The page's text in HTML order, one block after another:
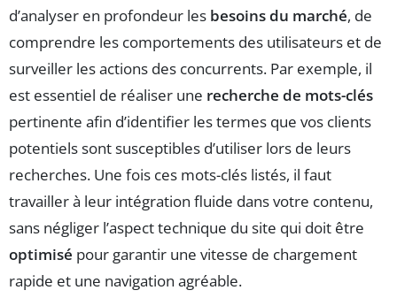
d’analyser en profondeur les besoins du marché, de
comprendre les comportements des utilisateurs et de
surveiller les actions des concurrents. Par exemple, il
est essentiel de réaliser une recherche de mots-clés
pertinente afin d’identifier les termes que vos clients
potentiels sont susceptibles d’utiliser lors de leurs
recherches. Une fois ces mots-clés listés, il faut
travailler à leur intégration fluide dans votre contenu,
sans négliger l’aspect technique du site qui doit être
optimisé pour garantir une vitesse de chargement
rapide et une navigation agréable.